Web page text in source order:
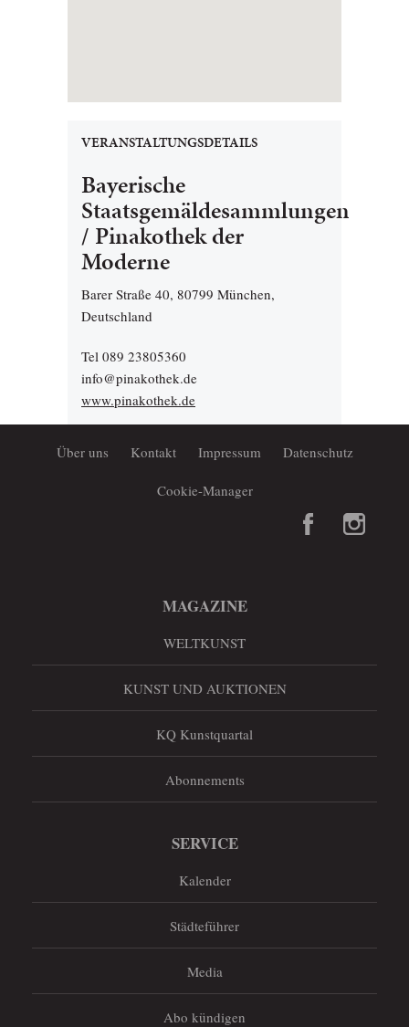
VERANSTALTUNGSDETAILS
Bayerische
Staatsgemäldesammlungen
/ Pinakothek der
Moderne
Barer Straße 40, 80799 München,
Deutschland
Tel 089 23805360
info@pinakothek.de
www.pinakothek.de
Über uns Kontakt Impressum Datenschutz
Cookie-Manager
MAGAZINE
WELTKUNST
KUNST UND AUKTIONEN
KQ Kunstquartal
Abonnements
SERVICE
Kalender
Städteführer
Media
Abo kündigen